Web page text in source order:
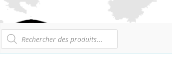
Recherche
de
produits